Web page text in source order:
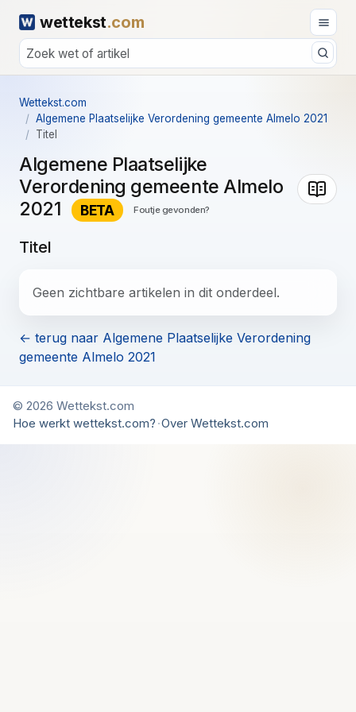
wettekst.com
Wettekst.com
Algemene Plaatselijke Verordening gemeente Almelo 2021
Titel
Algemene Plaatselijke
Verordening gemeente Almelo
2021
BETA Foutje gevonden?
Titel
Geen zichtbare artikelen in dit onderdeel.
← terug naar Algemene Plaatselijke Verordening
gemeente Almelo 2021
© 2026 Wettekst.com
Hoe werkt wettekst.com? ·Over Wettekst.com